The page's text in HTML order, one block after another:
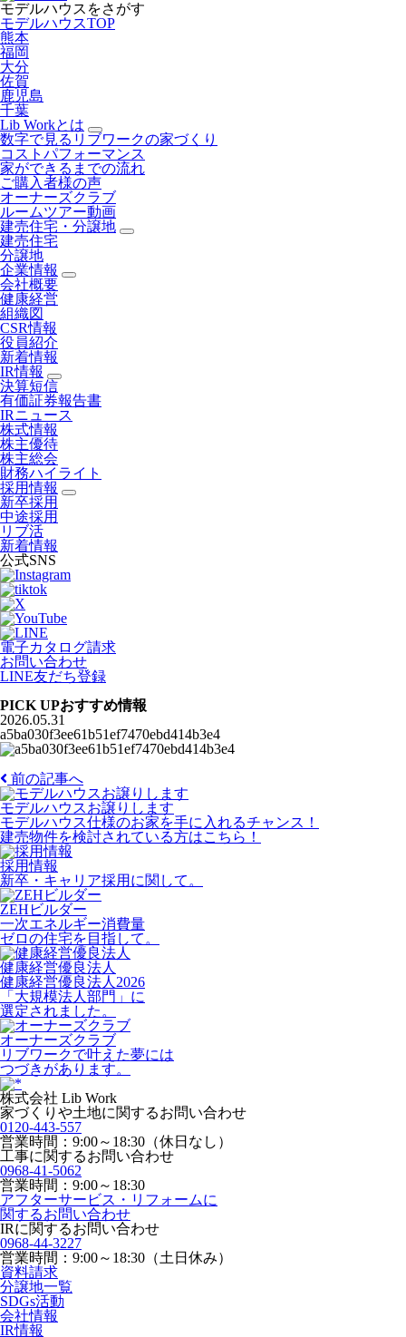
モデルハウスをさがす
モデルハウスTOP
熊本
福岡
大分
佐賀
鹿児島
千葉
Lib Workとは
数字で見るリブワークの家づくり
コストパフォーマンス
家ができるまでの流れ
ご購入者様の声
オーナーズクラブ
ルームツアー動画
建売住宅・分譲地
建売住宅
分譲地
企業情報
会社概要
健康経営
組織図
CSR情報
役員紹介
新着情報
IR情報
決算短信
有価証券報告書
IRニュース
株式情報
株主優待
株主総会
財務ハイライト
採用情報
新卒採用
中途採用
リブ活
新着情報
公式SNS
電子カタログ請求
お問い合わせ
LINE友だち登録
PICK UPおすすめ情報
2026.05.31
a5ba030f3ee61b51ef7470ebd414b3e4
前の記事へ
モデルハウスお譲りします
モデルハウス仕様のお家を手に入れるチャンス！
建売物件を検討されている方はこちら！
採用情報
新卒・キャリア採用に関して。
ZEHビルダー
一次エネルギー消費量
ゼロの住宅を目指して。
健康経営優良法人
健康経営優良法人2026
「大規模法人部門」に
選定されました。
オーナーズクラブ
リブワークで叶えた夢には
つづきがあります。
株式会社 Lib Work
家づくりや土地に関するお問い合わせ
0120-443-557
営業時間：9:00～18:30（休日なし）
工事に関するお問い合わせ
0968-41-5062
営業時間：9:00～18:30
アフターサービス・リフォームに
関するお問い合わせ
IRに関するお問い合わせ
0968-44-3227
営業時間：9:00～18:30（土日休み）
資料請求
分譲地一覧
SDGs活動
会社情報
IR情報